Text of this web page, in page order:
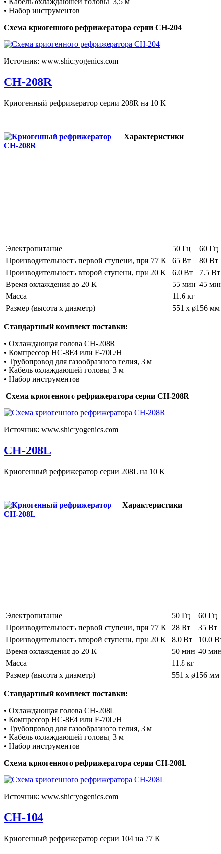
• Кабель охлаждающей головы, 3,5 м
• Набор инструментов
Схема криогенного рефрижератора серии CH-204
Источник: www.shicryogenics.com
CH-208R
Криогенный рефрижератор серии 208R на 10 К
Характеристики
Электропитание 50 Гц
60 Гц
Производительность первой ступени, при 77 К
65 Вт
80 Вт
Производительность второй ступени, при 20 К
6.0 Вт
7.5 Вт
Время охлаждения до 20 К
55 мин 45
Масса
11.6 кг
Размер (высота х диаметр)
551 x ø156 мм
Стандартный комплект поставки:
• Охлаждающая голова CH-208R
• Компрессор HC-8E4 или F-70L/H
• Трубопровод для газообразного гелия, 3 м
• Кабель охлаждающей головы, 3 м
• Набор инструментов
Схема криогенного рефрижератора серии CH-208R
Источник: www.shicryogenics.com
CH-208L
Криогенный рефрижератор серии 208L на 10 К
Характеристики
Электропитание 50 Гц
60 Гц
Производительность первой ступени, при 77 К
28 Вт
35 Вт
Производительность второй ступени, при 20 К
8.0 Вт
10.0
Время охлаждения до 20 К
50 мин 40
Масса
11.8 кг
Размер (высота х диаметр)
551 x ø156 мм
Стандартный комплект поставки:
• Охлаждающая голова CH-208L
• Компрессор HC-8E4 или F-70L/H
• Трубопровод для газообразного гелия, 3 м
• Кабель охлаждающей головы, 3 м
• Набор инструментов
Схема криогенного рефрижератора серии CH-208L
Источник: www.shicryogenics.com
CH-104
Криогенный рефрижератор серии 104 на 77 К